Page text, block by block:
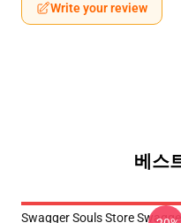
Write your review
베스
Swagger Souls Store